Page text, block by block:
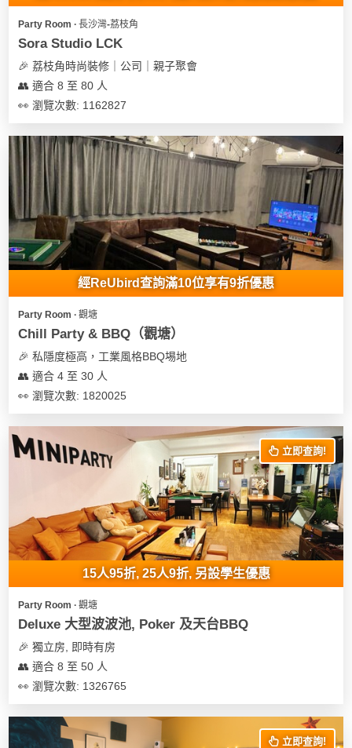
列
會
及
拍
餐
BBQ
場
地
奇
玩
驗
作
工
戶
外
樂
遊
租
Party Room ∙ 長沙灣-荔枝角
Sora Studio LCK
🎉 荔枝角時尚裝修｜公司｜親子聚會
👥 適合 8 至 80 人
👀 瀏覽次數: 1162827
經ReUbird查詢滿10位享有9折優惠
Party Room ∙ 觀塘
Chill Party & BBQ（觀塘）
🎉 私隱度極高，工業風格BBQ埸地
👥 適合 4 至 30 人
👀 瀏覽次數: 1820025
立即查詢!
15人95折, 25人9折, 另設學生優惠
Party Room ∙ 觀塘
Deluxe 大型波波池, Poker 及天台BBQ
🎉 獨立房, 即時有房
👥 適合 8 至 50 人
👀 瀏覽次數: 1326765
立即查詢!